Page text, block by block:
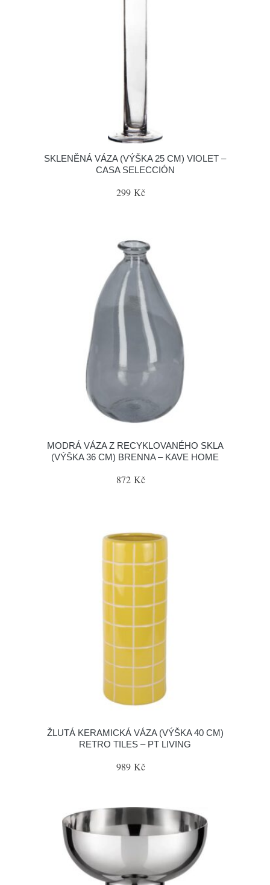
SKLENĚNÁ VÁZA (VÝŠKA 25 CM) VIOLET –
CASA SELECCIÓN
299 Kč
MODRÁ VÁZA Z RECYKLOVANÉHO SKLA
(VÝŠKA 36 CM) BRENNA – KAVE HOME
872 Kč
ŽLUTÁ KERAMICKÁ VÁZA (VÝŠKA 40 CM)
RETRO TILES – PT LIVING
989 Kč